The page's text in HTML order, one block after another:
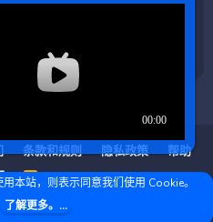
条款和规则 隐私政策
帮助
R
S
S
技 版权所有 |Microsoft Marketplace
本站，则表示同意我们使用 Cookie。
了解更多。...